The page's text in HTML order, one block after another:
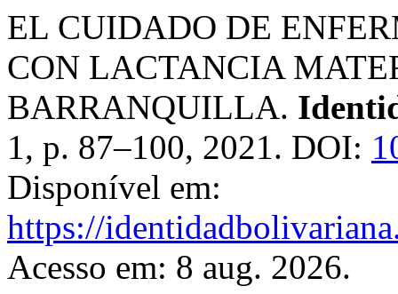
EL CUIDADO DE
CON LACTANCIA
BARRANQUILLA.
1, p. 87–100, 2021. DOI:
Disponível em:
https://
Acesso em: 8 aug. 2026.